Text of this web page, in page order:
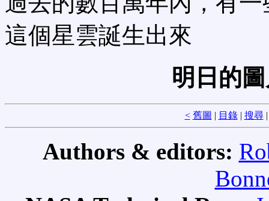
這個星雲誕生出來
明日的
< 舊圖 | 目錄| 搜尋
Authors & editors: